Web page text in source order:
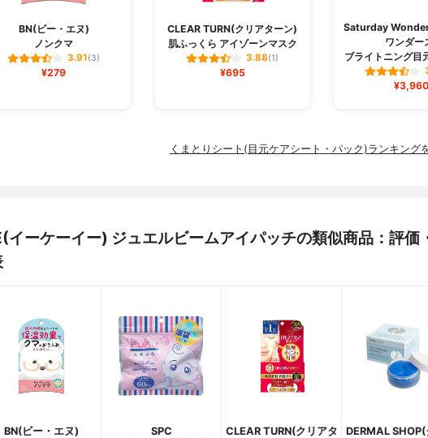
BN(ビー・エヌ)
ノンクマ
3.91(3)
¥279
CLEAR TURN(クリアターン)
肌ふっくら アイゾーンマスク
3.88(1)
¥695
Saturday
ワンダー
ブライトニング目
¥3,960
くまとりシート(目元ケアシート・パック)ランキング
イーケーイー) ジュエルビームアイパッチの類似商品：評価
BN(ビー・エヌ)
SPC
CLEAR TURN(クリアタ
DERMAL